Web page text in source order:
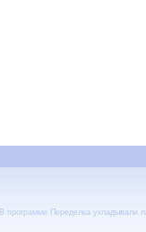
В программе Переделка укладывали